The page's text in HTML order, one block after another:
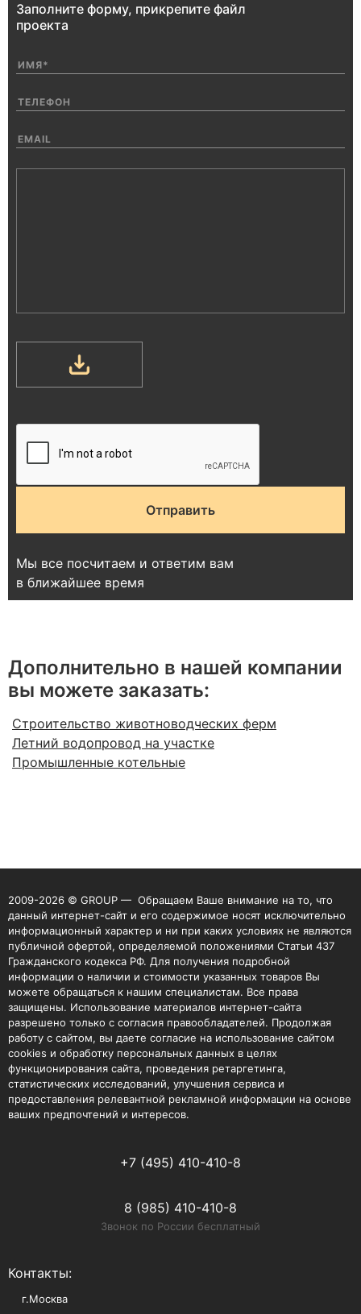
Заполните форму, прикрепите файл
проекта
Мы все посчитаем и ответим вам
в ближайшее время
Дополнительно в нашей компании
вы можете заказать:
Строительство животноводческих ферм
Летний водопровод на участке
Промышленные котельные
2009-2026 © GROUP — Обращаем Ваше внимание на то, что
данный интернет-сайт и его содержимое носят исключительно
информационный характер и ни при каких условиях не являются
публичной офертой, определяемой положениями Статьи 437
Гражданского кодекса РФ. Для получения подробной
информации о наличии и стоимости указанных товаров Вы
можете обращаться к нашим специалистам. Все права
защищены. Использование материалов интернет-сайта
разрешено только с согласия правообладателей. Продолжая
работу с сайтом, вы даете согласие на использование сайтом
cookies и обработку персональных данных в целях
функционирования сайта, проведения ретаргетинга,
статистических исследований, улучшения сервиса и
предоставления релевантной рекламной информации на основе
ваших предпочтений и интересов.
+7 (495) 410-410-8
8 (985) 410-410-8
Звонок по России бесплатный
Контакты:
г.Москва